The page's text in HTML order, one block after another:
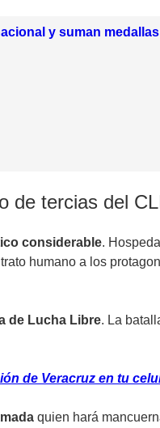
y suman
de tercias del
considerable.
humano a los
de Lucha Libre. La
de Veracruz en tu
quien hará